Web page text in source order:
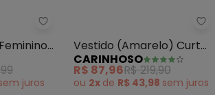
Trick Nick - Vestido Infantil
juros
Vestido (Amarelo) Curto
Geométrico Metalizado
CARINHOSO
R$ 87,96R$ 219,90
ou 2x de R$ 43,98 semjuros